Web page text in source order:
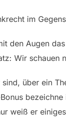
im
den Augen
Wir schauen
über ein
weiß er